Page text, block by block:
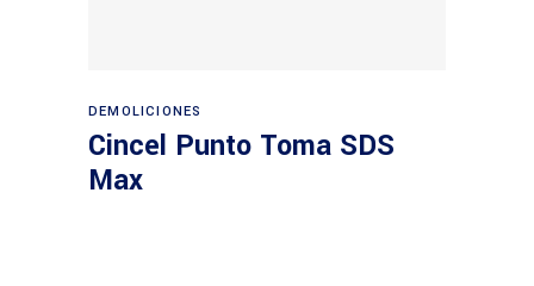
DEMOLICIONES
Cincel Punto Toma SDS
Max